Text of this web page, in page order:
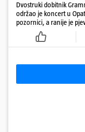
Dvostruki dobitnik
održao je koncert u
pozornici, a ranije je